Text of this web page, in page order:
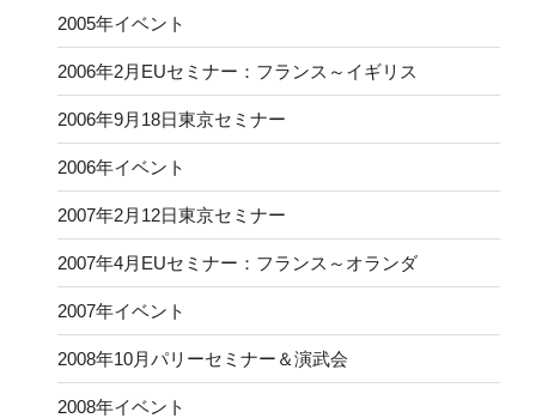
2005年イベント
2006年2月EUセミナー：フランス～イギリス
2006年9月18日東京セミナー
2006年イベント
2007年2月12日東京セミナー
2007年4月EUセミナー：フランス～オランダ
2007年イベント
2008年10月パリーセミナー＆演武会
2008年イベント